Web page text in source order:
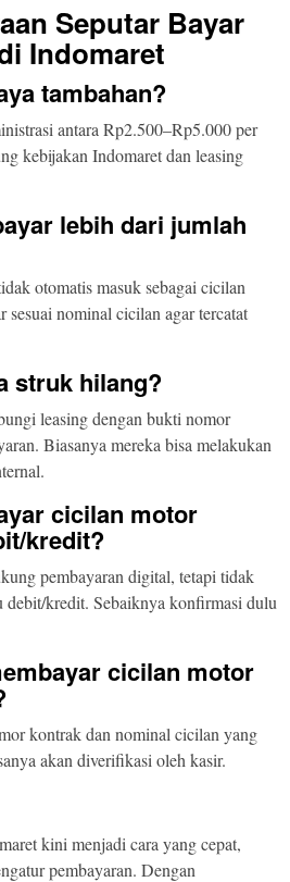
Seputar Bayar
Indomaret
tambahan?
antara Rp2.500–Rp5.000 per
kebijakan Indomaret dan leasing
lebih dari jumlah
otomatis masuk sebagai cicilan
sesuai nominal cicilan agar tercatat
struk hilang?
leasing dengan bukti nomor
Biasanya mereka bisa melakukan
cicilan motor
kredit?
pembayaran digital, tetapi tidak
debit/kredit. Sebaiknya konfirmasi dulu
cicilan motor
kontrak dan nominal cicilan yang
akan diverifikasi oleh kasir.
kini menjadi cara yang cepat,
pembayaran. Dengan